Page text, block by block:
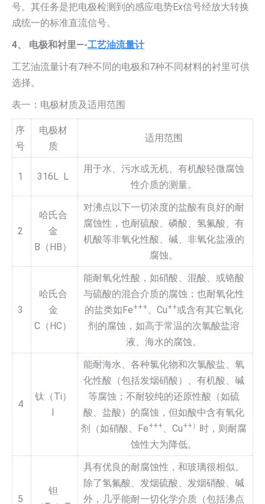
号。其任务是把电极检测到的感应电势Ex信号经放大转换
成统一的标准直流信号。
4、 电极和衬里—-工艺油流量计
工艺油流量计有7种不同的电极和7种不同材料的衬里可供
选择。
表一：电极材质及适用范围
序
号
电极材
质
适用范围
1 316L L
用于水、污水或无机、有机酸轻微腐蚀
性介质的测量。
2
哈氏合
金
B（HB）
对沸点以下一切浓度的盐酸有良好的耐
腐蚀性，也耐硫酸、磷酸、氢氟酸、有
机酸等非氧化性酸、碱、非氧化盐液的
腐蚀。
3
哈氏合
金
C（HC）
能耐氧化性酸，如硝酸、混酸、或铬酸
与硫酸的混合介质的腐蚀；也耐氧化性
的盐类如Fe+++ 、Cu++或含有其它氧化
剂的腐蚀，如高于常温的次氯酸盐溶
液、海水的腐蚀。
4
钛（Ti）
I
能耐海水、各种氯化物和次氯酸盐、氧
化性酸（包括发烟硝酸）、有机酸、碱
等腐蚀；不耐较纯的还原性酸（如硫
酸、盐酸）的腐蚀，但如酸中含有氧化
剂（如硝酸、Fe+++ 、Cu++ ） 时，则耐腐
蚀性大为降低。
5
钽
具有优良的耐腐蚀性，和玻璃很相似。
除了氢氟酸、发烟硫酸、发烟硝酸、碱
外，几乎能耐一切化学介质（包括沸点